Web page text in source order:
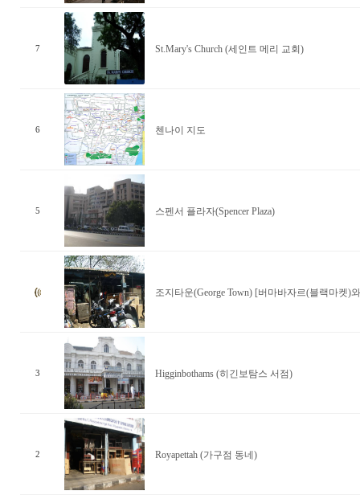
7 St.Mary's Church (세인트 메리 교회)
6 첸나이 지도
5 스펜서 플라자(Spencer Plaza)
조지타운(George Town) [버마바자르(블랙마켓)
3 Higginbothams (히긴보탐스 서점)
2 Royapettah (가구점 동네)